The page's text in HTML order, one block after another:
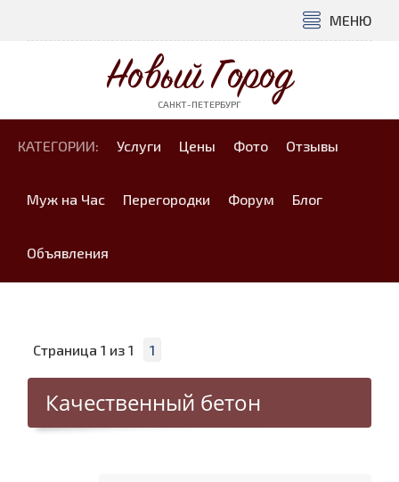
МЕНЮ
Новый Город
САНКТ-ПЕТЕРБУРГ
КАТЕГОРИИ: Услуги Цены Фото Отзывы
Муж на Час Перегородки Форум Блог
Объявления
Страница 1 из 1 1
Качественный бетон